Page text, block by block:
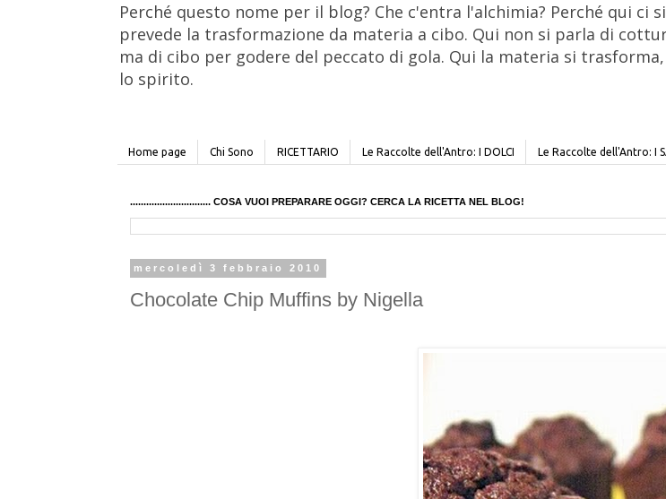
Perché questo nome per il blog? Che c'entra l'alchimia? Perché qui
prevede la trasformazione da materia a cibo. Qui non si parla di
ma di cibo per godere del peccato di gola. Qui la materia si
lo spirito.
Home page Chi Sono RICETTARIO Le Raccolte dell'Antro: I DOLCI Le Raccolte dell'Antro: I
.............................. COSA VUOI PREPARARE OGGI? CERCA LA RICETTA NEL BLOG!
mercoledì 3 febbraio 2010
Chocolate Chip Muffins by Nigella